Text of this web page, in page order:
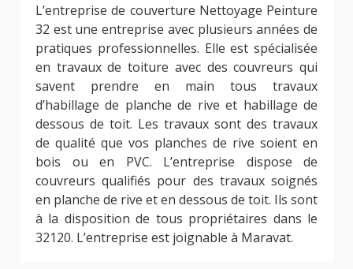
L’entreprise de couverture Nettoyage Peinture
32 est une entreprise avec plusieurs années de
pratiques professionnelles. Elle est spécialisée
en travaux de toiture avec des couvreurs qui
savent prendre en main tous travaux
d’habillage de planche de rive et habillage de
dessous de toit. Les travaux sont des travaux
de qualité que vos planches de rive soient en
bois ou en PVC. L’entreprise dispose de
couvreurs qualifiés pour des travaux soignés
en planche de rive et en dessous de toit. Ils sont
à la disposition de tous propriétaires dans le
32120. L’entreprise est joignable à Maravat.